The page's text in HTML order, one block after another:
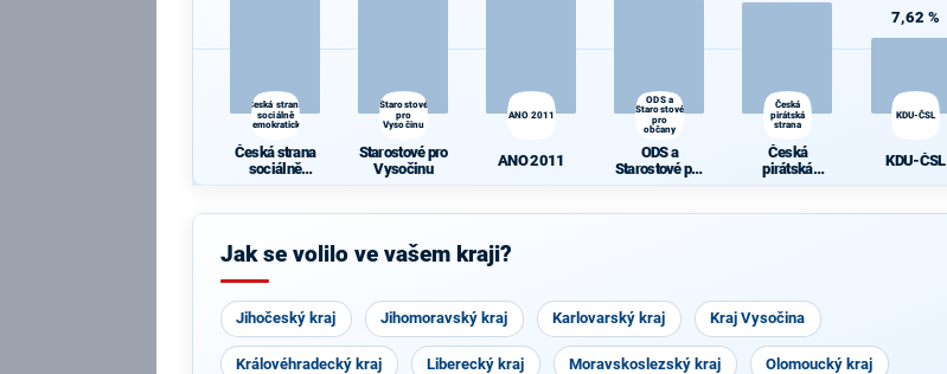
Česká strana
sociálně
demokratická
Česká strana
sociálně
Starostové
pro
Vysočinu
Starostové pro
Vysočinu
ANO 2011
ANO 2011
ODS a
Starostové
pro
občany
ODS a
Starostové pro
Česká
pirátská
strana
Česká
pirátská
7,62 %
KDU-ČSL
KDU-ČSL
Jak se volilo ve vašem kraji?
Jihočeský kraj Jihomoravský kraj Karlovarský kraj Kraj Vysočina
Královéhradecký kraj Liberecký kraj Moravskoslezský kraj Olomoucký kraj